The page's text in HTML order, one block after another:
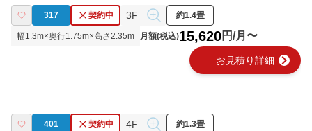
317 契約中 3F 約1.4畳
幅1.3m×奥行1.75m×高さ2.35m 月額(税込)15,620円/月〜
お見積り詳細 chevron_right
401 契約中 4F 約1.3畳